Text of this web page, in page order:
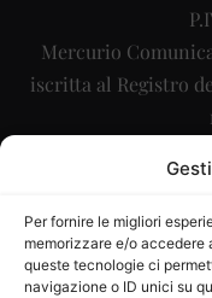
Per fornire le migliori
memorizzare e/o accedere
queste tecnologie ci
navigazione o ID unici su
Mercurio
iscritta al Registro
Sito gestito da